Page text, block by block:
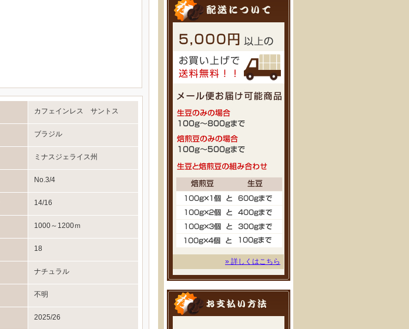
» 詳しくはこちら
カフェインレス サントス
ブラジル
ミナスジェライス州
No.3/4
14/16
1000～1200ｍ
18
ナチュラル
不明
2025/26